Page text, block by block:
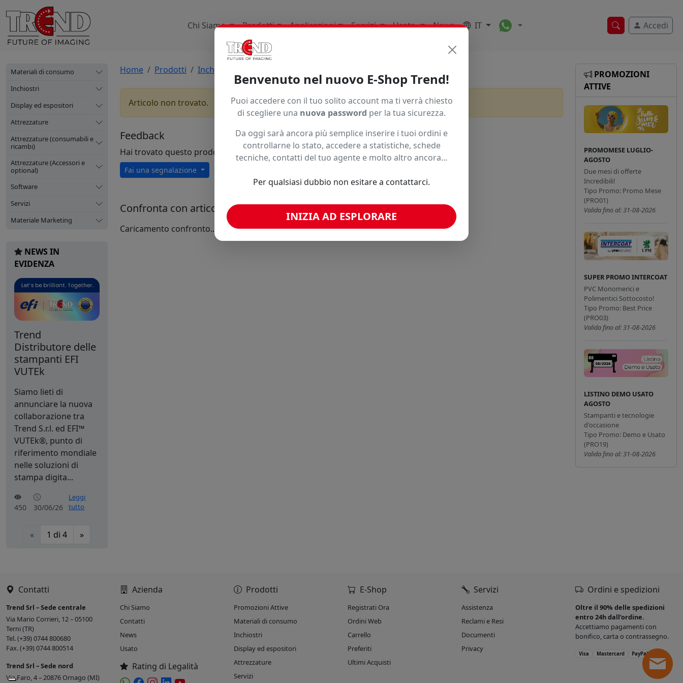
Ricerca veloce
Accedi
Chi Siamo Prodotti Applicazioni Servizi Usato News IT Toggle Dropdown
Materiali di consumo
Inchiostri
Display ed espositori
Attrezzature
Attrezzature (consumabili e
ricambi)
Attrezzature (Accessori e
optional)
Software
Servizi
Materiale Marketing
NEWS IN
EVIDENZA
Trend
Distributore delle
stampanti EFI
VUTEk
Siamo lieti di
annunciare la nuova
collaborazione tra
Trend S.r.l. ed EFI™
VUTEk®, punto di
riferimento mondiale
nelle soluzioni di
stampa digita...
450 30/06/26
Leggi
tutto
« 1 di 4 »
Home Prodotti Inchiostri
Articolo non trovato.
Feedback
Hai trovato questo prodotto ad un prezzo più basso?
Fai una segnalazione
Confronta con articoli simili
Caricamento confronto...
PROMOZIONI
ATTIVE
PROMOMESE LUGLIO-
AGOSTO
Due mesi di offerte
Incredibili!
Tipo Promo: Promo Mese
(PRO01)
Valida fino al: 31-08-2026
SUPER PROMO INTERCOAT
PVC Monomerici e
Polimentici Sottocosto!
Tipo Promo: Best Price
(PRO03)
Valida fino al: 31-08-2026
LISTINO DEMO USATO
AGOSTO
Stampanti e tecnologie
d'occasione
Tipo Promo: Demo e Usato
(PRO19)
Valida fino al: 31-08-2026
Contatti
Trend Srl – Sede centrale
Via Mario Corrieri, 12 – 05100
Terni (TR)
Tel. (+39) 0744 800680
Fax. (+39) 0744 800514
Trend Srl – Sede nord
Via Faro, 4 – 20876 Ornago (MI)
Azienda
Chi Siamo
Contatti
News
Usato
Rating di Legalità
Prodotti
Promozioni Attive
Materiali di consumo
Inchiostri
Display ed espositori
Attrezzature
Servizi
E-Shop
Registrati Ora
Ordini Web
Carrello
Preferiti
Ultimi Acquisti
Servizi
Assistenza
Reclami e Resi
Documenti
Privacy
Ordini e spedizioni
Oltre il 90% delle spedizioni
entro 24h dall’ordine.
Accettiamo pagamenti con
bonifico, carta o contrassegno.
Visa Mastercard PayPal
Benvenuto nel nuovo E-Shop Trend!
Puoi accedere con il tuo solito account ma ti verrà chiesto
di scegliere una nuova password per la tua sicurezza.
Da oggi sarà ancora più semplice inserire i tuoi ordini e
controllarne lo stato, accedere a statistiche, schede
tecniche, contatti del tuo agente e molto altro ancora...
Per qualsiasi dubbio non esitare a contattarci.
INIZIA AD ESPLORARE